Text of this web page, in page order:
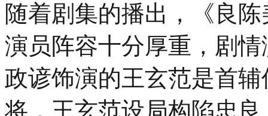
随着剧集的播出，《良
演员阵容十分厚重，剧
政谚饰演的王玄范是首
将，王玄范设局构陷忠